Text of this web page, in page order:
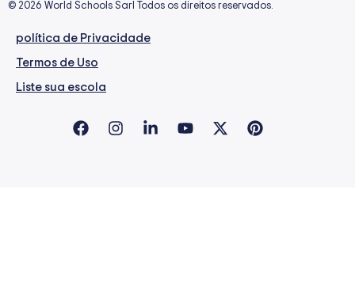
© 2026 World Schools Sarl Todos os direitos reservados.
política de Privacidade
Termos de Uso
Liste sua escola